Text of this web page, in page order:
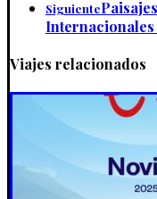
Siguiente
Internacionales
Viajes relacionados